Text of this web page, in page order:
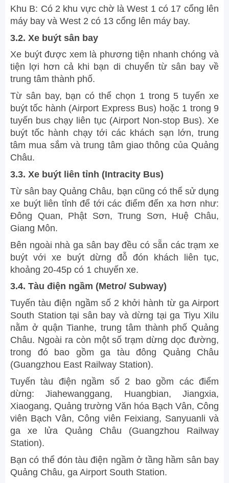
Khu B: Có 2 khu vực chờ là West 1 có 17 cổng lên
máy bay và West 2 có 13 cổng lên máy bay.
3.2. Xe buýt sân bay
Xe buýt được xem là phương tiện nhanh chóng và
tiện lợi hơn cả khi bạn di chuyển từ sân bay về
trung tâm thành phố.
Từ sân bay, bạn có thể chọn 1 trong 5 tuyến xe
buýt tốc hành (Airport Express Bus) hoặc 1 trong 9
tuyến bus chạy liên tục (Airport Non-stop Bus). Xe
buýt tốc hành chạy tới các khách sạn lớn, trung
tâm mua sắm và trung tâm giao thông của Quảng
Châu.
3.3. Xe buýt liên tỉnh (Intracity Bus)
Từ sân bay Quảng Châu, bạn cũng có thể sử dụng
xe buýt liên tỉnh để tới các điểm đến xa hơn như:
Đông Quan, Phật Sơn, Trung Sơn, Huệ Châu,
Giang Môn.
Bên ngoài nhà ga sân bay đều có sẵn các trạm xe
buýt với xe buýt dừng đỗ đón khách liên tục,
khoảng 20-45p có 1 chuyến xe.
3.4. Tàu điện ngầm (Metro/ Subway)
Tuyến tàu điện ngầm số 2 khởi hành từ ga Airport
South Station tại sân bay và dừng tại ga Tiyu Xilu
nằm ở quận Tianhe, trung tâm thành phố Quảng
Châu. Ngoài ra còn một số trạm dừng dọc đường,
trong đó bao gồm ga tàu đông Quảng Châu
(Guangzhou East Railway Station).
Tuyến tàu điện ngầm số 2 bao gồm các điểm
dừng: Jiahewanggang, Huangbian, Jiangxia,
Xiaogang, Quảng trường Văn hóa Bạch Vân, Công
viên Bạch Vân, Công viên Feixiang, Sanyuanli và
ga xe lửa Quảng Châu (Guangzhou Railway
Station).
Bạn có thể đón tàu điện ngầm ở tầng hầm sân bay
Quảng Châu, ga Airport South Station.